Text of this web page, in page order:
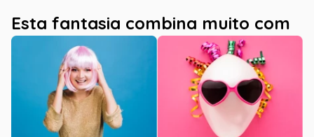
Esta fantasia combina muito com